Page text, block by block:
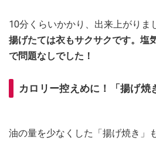
10分くらいかかり、出来上がりま
揚げたては衣もサクサクです。塩
で問題なしでした！
カロリー控えめに！「揚げ焼
油の量を少なくした「揚げ焼き」